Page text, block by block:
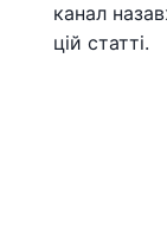
канал
цій статті.